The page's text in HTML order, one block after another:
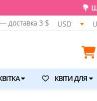
💐 Щойно отримали свіжу
доставка 3 $ USD
КВІТИ ДЛЯ